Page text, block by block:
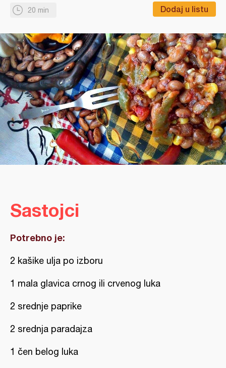
20 min Dodaj u listu
Sastojci
Potrebno je:
2 kašike ulja po izboru
1 mala glavica crnog ili crvenog luka
2 srednje paprike
2 srednja paradajza
1 čen belog luka